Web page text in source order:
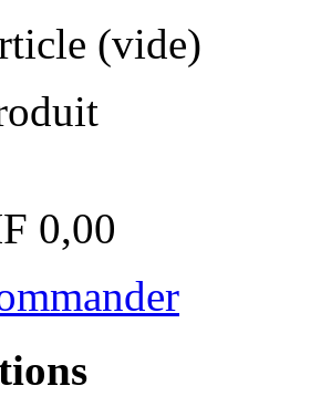
(vide)
0,00